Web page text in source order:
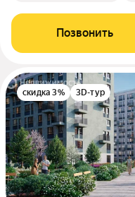
Позвонить
скидка 3% 3D-тур